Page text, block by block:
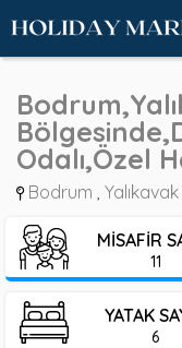
Odalı,Özel
Bodrum Yalıkavak
MISAFIR
11
YATAK
6